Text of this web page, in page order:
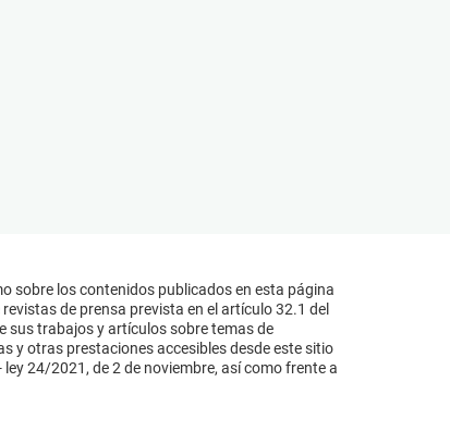
sobre los contenidos publicados en esta página
de prensa prevista en el artículo 32.1 del
sus trabajos y artículos sobre temas de
y otras prestaciones accesibles desde este sitio
24/2021, de 2 de noviembre, así como frente a